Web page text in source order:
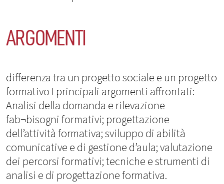
ARGOMENTI
differenza tra un progetto sociale e un progetto
formativo I principali argomenti affrontati:
Analisi della domanda e rilevazione
fab¬bisogni formativi; progettazione
dell’attività formativa; sviluppo di abilità
comunicative e di gestione d’aula; valutazione
dei percorsi formativi; tecniche e strumenti di
analisi e di progettazione formativa.